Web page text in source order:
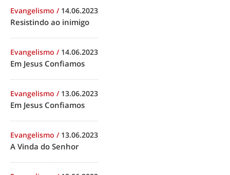
Evangelismo / 14.06.2023
Resistindo ao inimigo
Evangelismo / 14.06.2023
Em Jesus Confiamos
Evangelismo / 13.06.2023
Em Jesus Confiamos
Evangelismo / 13.06.2023
A Vinda do Senhor